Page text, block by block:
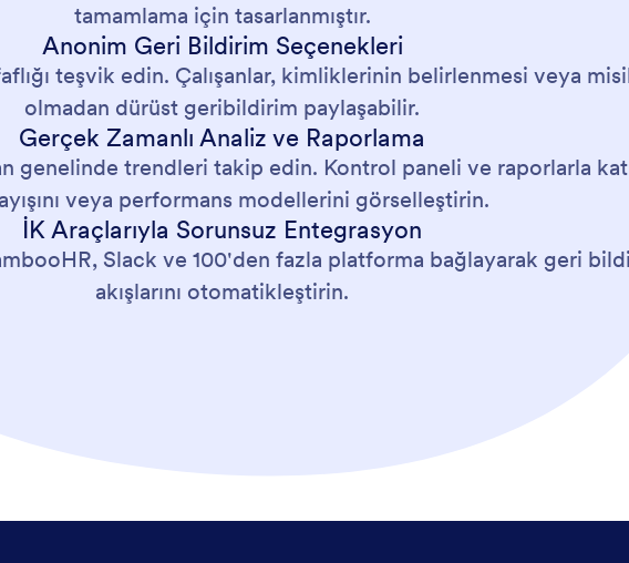
tamamlama için tasarlanmıştır.
Anonim Geri Bildirim Seçenekleri
teşvik edin. Çalışanlar, kimliklerinin belirlenmesi veya
olmadan dürüst geribildirim paylaşabilir.
Gerçek Zamanlı Analiz ve Raporlama
genelinde trendleri takip edin. Kontrol paneli ve raporlarla
veya performans modellerini görselleştirin.
İK Araçlarıyla Sorunsuz Entegrasyon
Slack ve 100'den fazla platforma bağlayarak geri
akışlarını otomatikleştirin.